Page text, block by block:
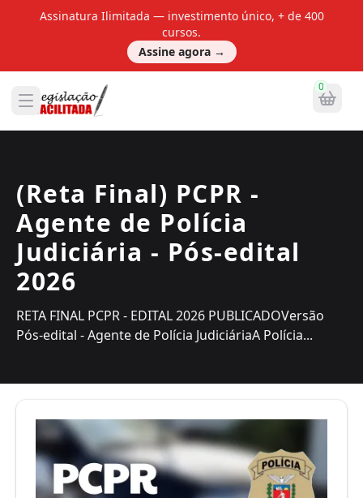
Assinatura Ilimitada — investimento único, + de 400
cursos.
Assine agora →
0
(Reta Final) PCPR -
Agente de Polícia
Judiciária - Pós-edital
2026
RETA FINAL PCPR - EDITAL 2026 PUBLICADOVersão
Pós-edital - Agente de Polícia JudiciáriaA Polícia...